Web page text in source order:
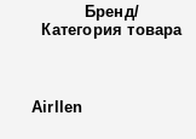
Бренд/
Категория товара
Airllen